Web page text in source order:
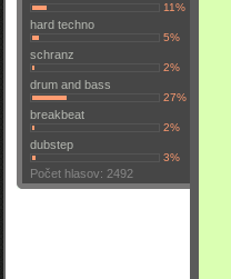
11%
hard techno
5%
schranz
2%
drum and bass
27%
breakbeat
2%
dubstep
3%
Počet hlasov: 2492